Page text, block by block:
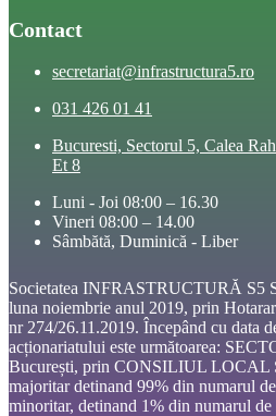
Contact
secretariat@infrastructura5.ro
031 426 01 41
Bucuresti, Sectorul 5, Calea
Et 8
Luni - Joi 08:00 – 16.30
Vineri 08:00 – 14.00
Sâmbătă, Duminică - Liber
Societatea INFRASTRUCTURĂ S5
luna noiembrie anul 2019, prin
nr 274/26.11.2019. Începând cu data
acționariatului este următoarea:
București, prin CONSILIUL LOCAL
majoritar detinand 99% din numarul
minoritar, detinand 1% din numarul de